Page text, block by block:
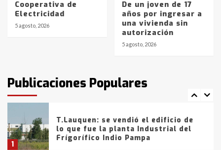
Cooperativa de
Electricidad
5 agosto, 2026
De un joven de 17
años por ingresar a
una vivienda sin
autorización
5 agosto, 2026
Publicaciones Populares
La Bolsa de Cereales de Bahía
Blanca anticipa que Agosto vendrá
con lluvias y heladas, en gran parte
fueron detenidos por
comercialización de drogas en la
tarde del sábado
1
T.Lauquen: se vendió el edificio de
lo que fue la planta Industrial del
Frígorífico Indio Pampa